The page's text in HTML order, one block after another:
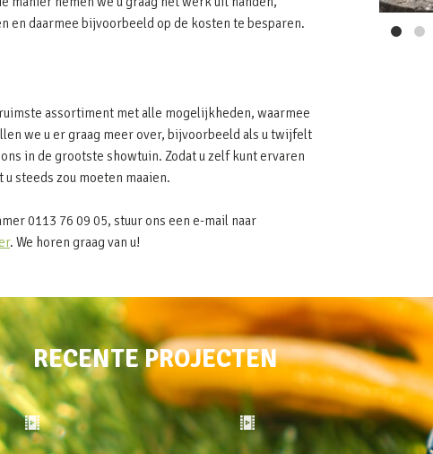
daarmee bijvoorbeeld op de kosten te besparen.
assortiment met alle mogelijkheden, waarmee
we u er graag meer over, bijvoorbeeld als u twijfelt
in de grootste showtuin. Zodat u zelf kunt ervaren
steeds zou moeten maaien.
0113 76 09 05, stuur ons een e-mail naar
. We horen graag van u!
RECENTE PROJECTEN